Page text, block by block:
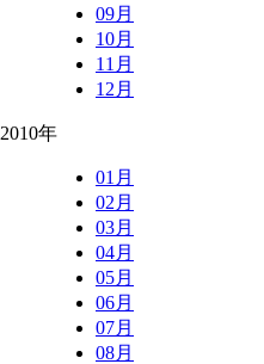
09月
10月
11月
12月
2010年
01月
02月
03月
04月
05月
06月
07月
08月